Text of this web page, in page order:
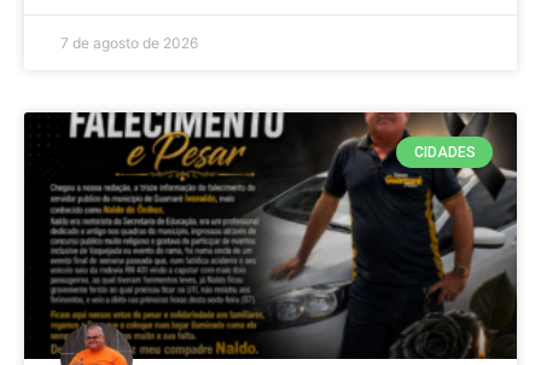
7 de agosto de 2026
CIDADES